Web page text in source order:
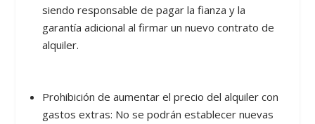
siendo responsable de pagar la fianza y la
garantía adicional al firmar un nuevo contrato de
alquiler.
Prohibición de aumentar el precio del alquiler con
gastos extras: No se podrán establecer nuevas